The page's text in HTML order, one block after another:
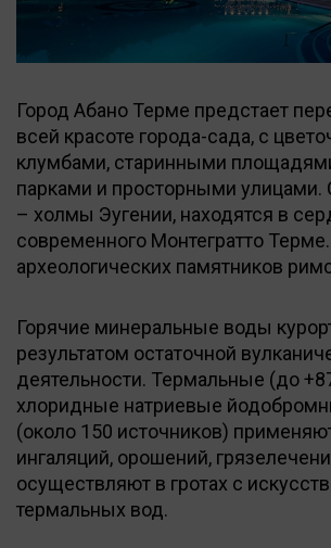
Город Абано Терме предстает
всей красоте города-сада, с
клумбами, старинными
парками и просторными улицами.
– холмы Эугении, находятся в
современного Монтегратто
археологических памятников
Горячие минеральные воды
результатом остаточной
деятельности. Термальные (до
хлоридные натриевые
(около 150 источников)
ингаляций, орошений,
осуществляют в гротах с
термальных вод.